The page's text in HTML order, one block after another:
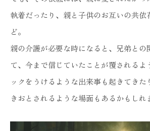
執着だったり、親と子供のお互いの共依
ど。
親の介護が必要な時になると、兄弟との
て、今まで信じていたことが覆されるよ
ックをうけるような出来事も起きてきた
きおとされるような場面もあるかもしれ